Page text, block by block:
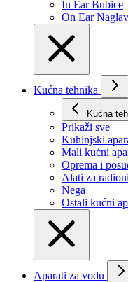
In Ear Bubice
On Ear
Kućna tehnika
Kućna
Prikaži svе
Kuhinjski
Mali kućni
Oprema i
Alati za
Nega
Ostali kućni
Aparati za vodu